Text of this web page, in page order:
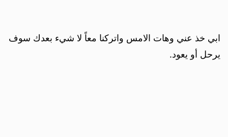
ابي خذ عني وهات الامس واتركنا معاً لا شيء بعدك سوف
يرحل أو يعود.